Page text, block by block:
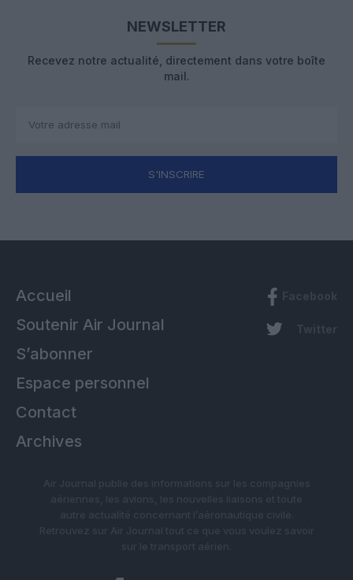
NEWSLETTER
Recevez notre actualité, directement dans votre boîte
mail.
S'INSCRIRE
Accueil
Soutenir Air Journal
S’abonner
Espace personnel
Contact
Archives